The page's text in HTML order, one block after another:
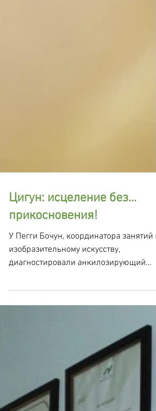
Цигун: исцеление без…
У Пегги Бочун, координатора занятий
изобразительному искусству,
диагностировали анкилозирующий
спондилит - хроническую форму